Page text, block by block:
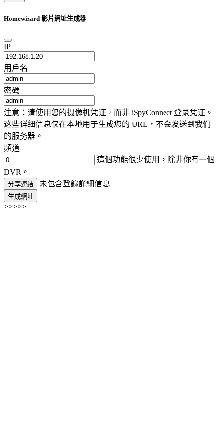
Homewizard 影片網址生成器
IP
用戶名
密碼
注意：请使用您的摄像机凭证，而非 iSpyConnect 登录凭证。
这些详细信息仅在本地用于生成您的 URL，不会发送到我们
的服务器。
頻道
這個功能很少使用，除非你有一個
DVR。
分享連結 未包含登錄詳細信息
生成網址
>>>>>